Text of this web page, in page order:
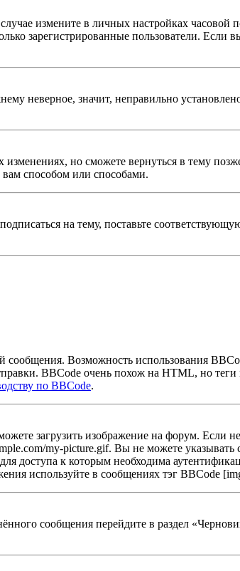
измените в личных настройках часовой
зарегистрированные пользователи. Если
неверное, значит, неправильно
но сможете вернуться в тему
способом или способами.
на тему, поставьте
Возможность использования
BBCode очень похож на HTML, но теги
по BBCode.
загрузить изображение на форум. Если
my-picture.gif. Вы не можете указывать
доступа к которым необходима
используйте в сообщениях тэг BBCode
сообщения перейдите в раздел